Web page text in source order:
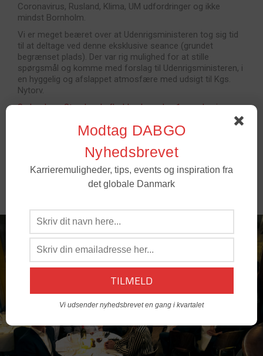
Coronavirus, Rusland, Klima, UM udfordringer og ikke
mindst Bornholm.
Vi er meget beæret over at Udenrigsministeren tog sig tid
til at deltage ved denne eksklusive seance (grundet
begrænset plads). Der var rig mulighed for at stille
spørgsmål og komme med forslag til Udenrigsministeren, i
en hyggelig og afslappet atmosfære med udsigt til Kgs.
Nytorv.
Se her hvor Stambord afholdes hver den 1. onsdag i
Modtag DABGO
Nyhedsbrevet
Karrieremuligheder, tips, events og inspiration fra
det globale Danmark
Vi udsender nyhedsbrevet en gang i kvartalet